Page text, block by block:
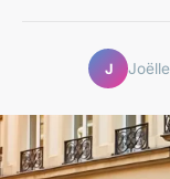
J Joëlle